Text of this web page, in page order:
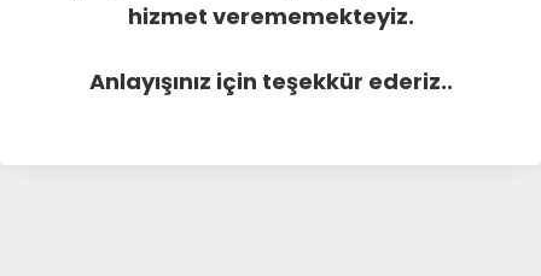
hizmet verememekteyiz.
Anlayışınız için teşekkür ederiz..